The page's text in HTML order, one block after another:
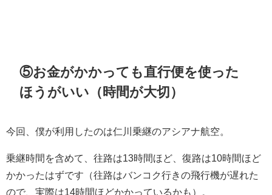
⑤お金がかかっても直行便を使った
ほうがいい（時間が大切）
今回、僕が利用したのは仁川乗継のアシアナ航空。
乗継時間を含めて、往路は13時間ほど、復路は10時間ほど
かかったはずです（往路はバンコク行きの飛行機が遅れた
ので、実際は14時間ほどかかっているかも）。